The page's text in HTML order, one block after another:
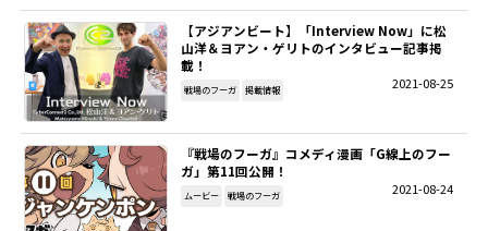
【アジアンビート】「Interview Now」に松
山洋＆ヨアン・ゲリトのインタビュー記事掲
載！
2021-08-25
戦場のフーガ 掲載情報
『戦場のフーガ』コメディ漫画「G線上のフー
ガ」第11回公開！
2021-08-24
ムービー 戦場のフーガ